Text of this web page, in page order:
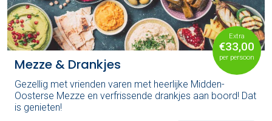
Extra
€33,00
per persoon
Mezze & Drankjes
Gezellig met vrienden varen met heerlijke Midden-
Oosterse Mezze en verfrissende drankjes aan boord! Dat
is genieten!